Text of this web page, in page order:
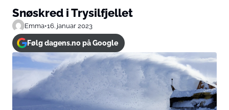
Snøskred i Trysilfjellet
Emma•16. januar 2023
Følg dagens.no på Google